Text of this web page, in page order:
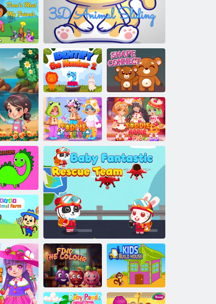
3D-s állat csúszó
találkozik a
Azonosítsa a 2.
számot
Alakkapcsolat
Toddie onesies
Toddie almás
pite
és színezés